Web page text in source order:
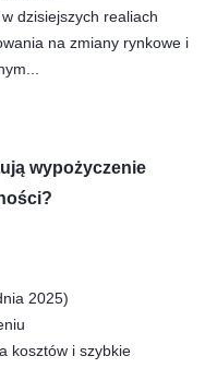
dzisiejszych realiach
na zmiany rynkowe i
wypożyczenie
2025)
kosztów i szybkie